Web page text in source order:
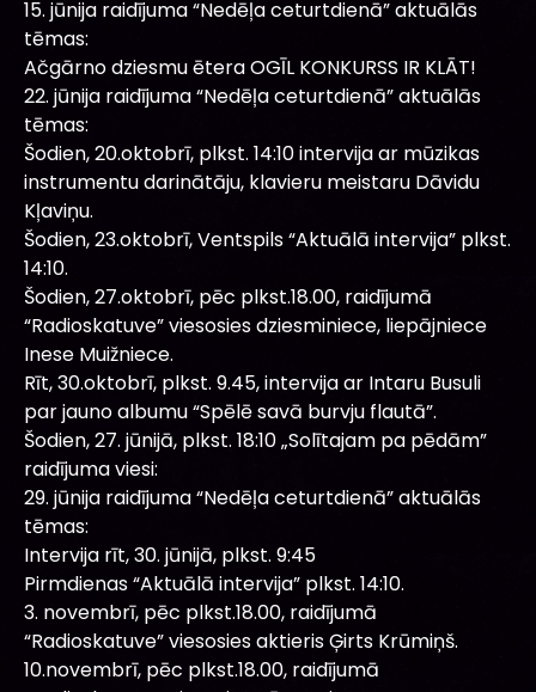
15. jūnija raidījuma “Nedēļa ceturtdienā” aktuālās
tēmas:
Ačgārno dziesmu ētera OGĪL KONKURSS IR KLĀT!
22. jūnija raidījuma “Nedēļa ceturtdienā” aktuālās
tēmas:
Šodien, 20.oktobrī, plkst. 14:10 intervija ar mūzikas
instrumentu darinātāju, klavieru meistaru Dāvidu
Kļaviņu.
Šodien, 23.oktobrī, Ventspils “Aktuālā intervija” plkst.
14:10.
Šodien, 27.oktobrī, pēc plkst.18.00, raidījumā
“Radioskatuve” viesosies dziesminiece, liepājniece
Inese Muižniece.
Rīt, 30.oktobrī, plkst. 9.45, intervija ar Intaru Busuli
par jauno albumu “Spēlē savā burvju flautā”.
Šodien, 27. jūnijā, plkst. 18:10 „Solītajam pa pēdām”
raidījuma viesi:
29. jūnija raidījuma “Nedēļa ceturtdienā” aktuālās
tēmas:
Intervija rīt, 30. jūnijā, plkst. 9:45
Pirmdienas “Aktuālā intervija” plkst. 14:10.
3. novembrī, pēc plkst.18.00, raidījumā
“Radioskatuve” viesosies aktieris Ģirts Krūmiņš.
10.novembrī, pēc plkst.18.00, raidījumā